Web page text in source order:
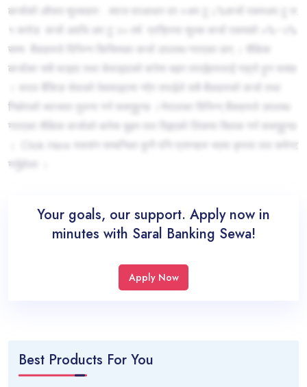
कर्जाको औसत शुल्कहरु : ब्याज दरआधार दर +अप टु ८%कर्जा रकमअप टु रु.
१ करोड कर्जा अवधि अप टु २० वर्ष प्रक्रिया शुल्क कर्जा रकमको ०%–२%
सम्म बैंकहरुले विभिन्न किसिमका कर्जा उपलब्ध गराएका छन् । शैक्षिक
कर्जाका सबै फाइदा तथा बेफाइदाको बारेमा बझ्न तपाईहरुलाई गाह्रो हुन सक्छ
निक्षेपको ब्याजदर तुलना गर्न सक्नुहुन्छ ।नेपालका विभिन्न् बैंकहरुले उपलब्ध
गराएका शैक्षिक कर्जाको बारेमा बुझ्न तल दिइएको लिंकमा क्लिक गर्न सक्नुहुन्छ
। Click Here यससंग सम्बन्धित कुनै पनि प्रश्नहरु भएमा कृपया तल कमेन्ट
गर्नुहोला ।
Your goals, our support. Apply now in
minutes with Saral Banking Sewa!
Apply Now
Best Products For You